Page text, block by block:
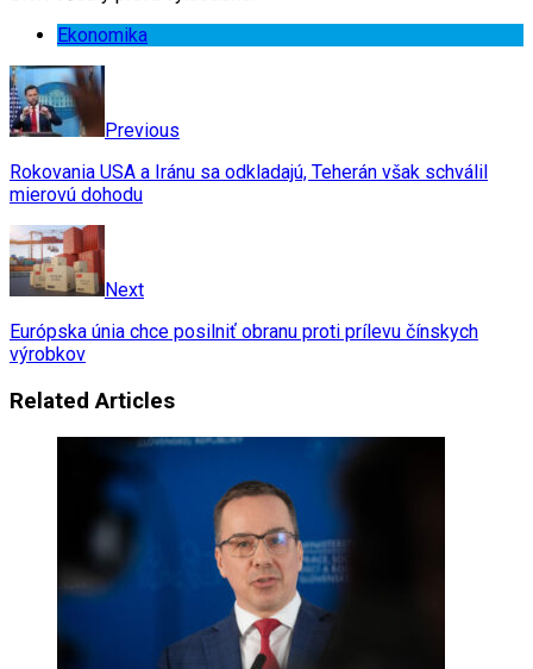
Ekonomika
Previous
Rokovania USA a Iránu sa odkladajú, Teherán však schválil
mierovú dohodu
Next
Európska únia chce posilniť obranu proti prílevu čínskych
výrobkov
Related Articles